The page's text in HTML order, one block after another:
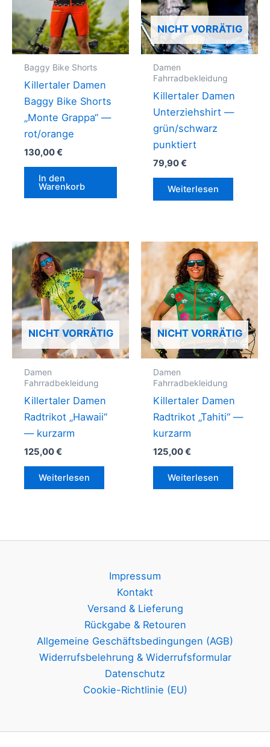
Baggy Bike Shorts
Killertaler Damen
Baggy Bike Shorts
„Monte Grappa“ —
rot/orange
130,00€
In den
Warenkorb
NICHT VORRÄTIG
Damen
Fahrradbekleidung
Killertaler Damen
Unterziehshirt —
grün/schwarz
punktiert
79,90€
Weiterlesen
NICHT VORRÄTIG
Damen
Fahrradbekleidung
Killertaler Damen
Radtrikot „Hawaii“
— kurzarm
125,00€
Weiterlesen
NICHT VORRÄTIG
Damen
Fahrradbekleidung
Killertaler Damen
Radtrikot „Tahiti“ —
kurzarm
125,00€
Weiterlesen
Impressum
Kontakt
Versand & Lieferung
Rückgabe & Retouren
Allgemeine Geschäftsbedingungen (AGB)
Widerrufsbelehrung & Widerrufsformular
Datenschutz
Cookie-Richtlinie (EU)